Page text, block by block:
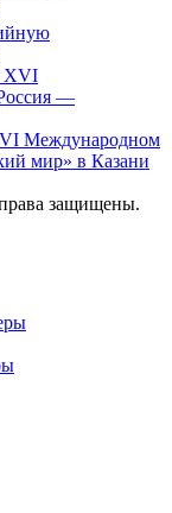
Международном
мир» в Казани
защищены.